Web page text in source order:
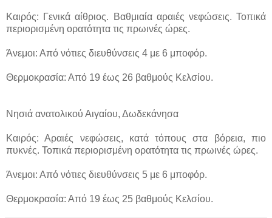
Καιρός: Γενικά αίθριος. Βαθμιαία αραιές νεφώσεις. Τοπικά
περιορισμένη ορατότητα τις πρωινές ώρες.
Άνεμοι: Από νότιες διευθύνσεις 4 με 6 μποφόρ.
Θερμοκρασία: Από 19 έως 26 βαθμούς Κελσίου.
Νησιά ανατολικού Αιγαίου, Δωδεκάνησα
Καιρός: Αραιές νεφώσεις, κατά τόπους στα βόρεια, πιο
πυκνές. Τοπικά περιορισμένη ορατότητα τις πρωινές ώρες.
Άνεμοι: Από νότιες διευθύνσεις 5 με 6 μποφόρ.
Θερμοκρασία: Από 19 έως 25 βαθμούς Κελσίου.